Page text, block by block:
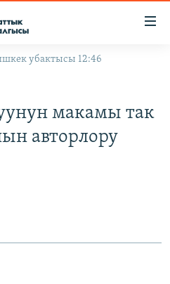
убактысы 12:46
макамы так
авторлору